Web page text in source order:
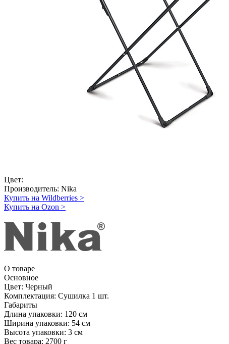
Цвет:
Производитель: Nika
Купить на Wildberries >
Купить на Ozon >
О товаре
Основное
Цвет: Черный
Комплектация: Сушилка 1 шт.
Габариты
Длина упаковки: 120 см
Ширина упаковки: 54 см
Высота упаковки: 3 см
Вес товара: 2700 г